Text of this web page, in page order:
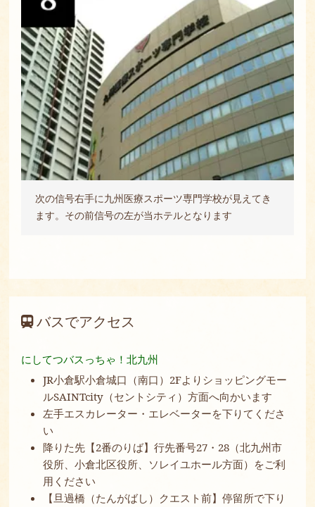
次の信号右手に九州医療スポーツ専門学校が見えてき
ます。その前信号の左が当ホテルとなります
バスでアクセス
にしてつバスっちゃ！北九州
JR小倉駅小倉城口（南口）2Fよりショッピングモー
ルSAINTcity（セントシティ）方面へ向かいます
左手エスカレーター・エレベーターを下りてくださ
い
降りた先【2番のりば】行先番号27・28（北九州市
役所、小倉北区役所、ソレイユホール方面）をご利
用ください
【旦過橋（たんがばし）クエスト前】停留所で下り